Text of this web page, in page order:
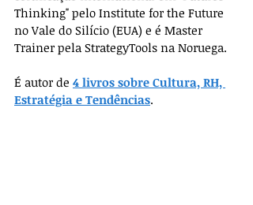
Thinking" pelo Institute for the Future
no Vale do Silício (EUA) e é Master
Trainer pela StrategyTools na Noruega.
É autor de 4 livros sobre Cultura, RH,
Estratégia e Tendências.